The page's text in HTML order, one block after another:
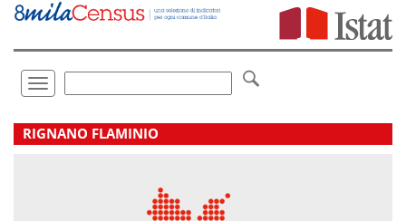
Vai
direttamente
Toggle
navigation
.
RIGNANO FLAMINIO